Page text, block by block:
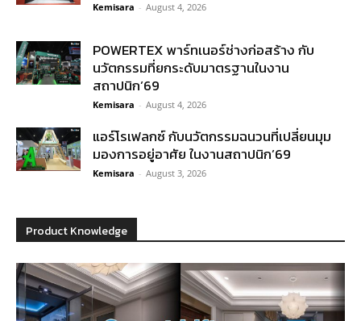
Kemisara - August 4, 2026
POWERTEX พาร์ทเนอร์ช่างก่อสร้าง กับ
นวัตกรรมที่ยกระดับมาตรฐานในงาน
สถาปนิก’69
Kemisara - August 4, 2026
แอร์โรเฟลกซ์ กับนวัตกรรมฉนวนที่เปลี่ยนมุม
มองการอยู่อาศัย ในงานสถาปนิก’69
Kemisara - August 3, 2026
Product Knowledge